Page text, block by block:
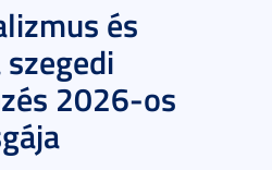
és
2026-os